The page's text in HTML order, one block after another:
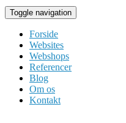
Toggle navigation
Forside
Websites
Webshops
Referencer
Blog
Om os
Kontakt